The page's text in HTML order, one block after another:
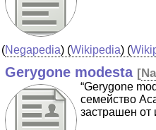
(Negapedia) (Wikipedia) (
Gerygone modesta [
“Gerygone
семейство
застрашен от